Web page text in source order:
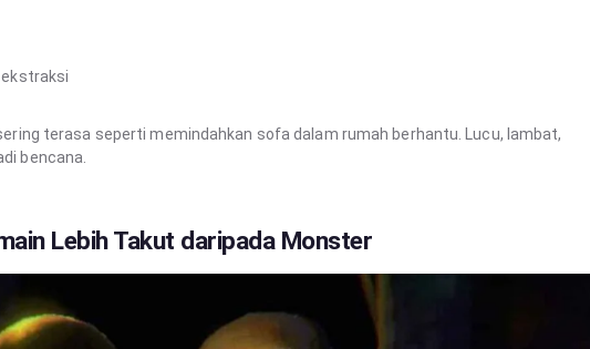
terasa seperti memindahkan sofa dalam rumah berhantu. Lucu, lambat,
bencana.
Lebih Takut daripada Monster